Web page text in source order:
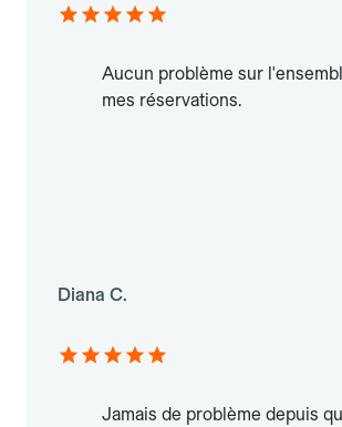
Aucun problème sur
mes réservations.
Diana C.
Jamais de problème depuis